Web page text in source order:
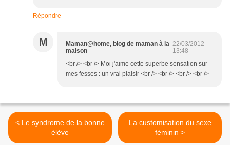
Répondre
M
Maman@home, blog de maman à la
maison
22/03/2012
13:48
<br /> <br /> Moi j'aime cette superbe sensation sur
mes fesses : un vrai plaisir <br /> <br /> <br /> <br />
< Le syndrome de la bonne
élève
La customisation du sexe
féminin >